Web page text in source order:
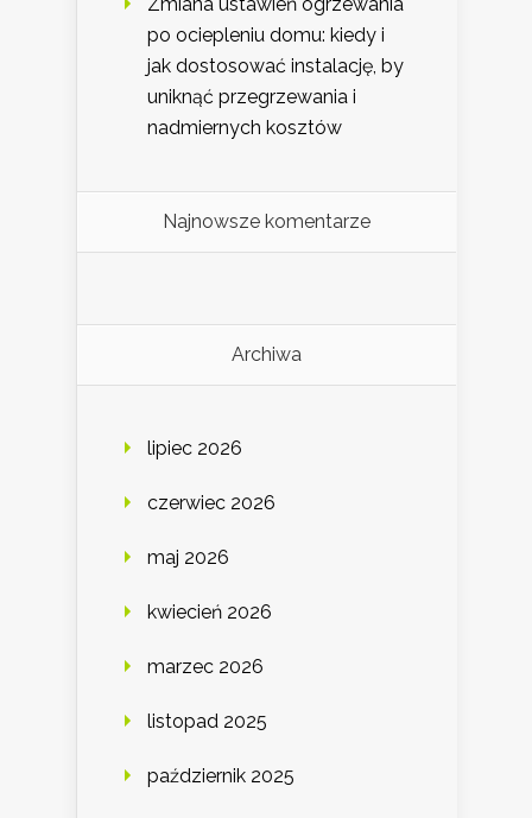
po ociepleniu domu: kiedy i
jak dostosować instalację, by
uniknąć przegrzewania i
nadmiernych kosztów
Najnowsze komentarze
Archiwa
lipiec 2026
czerwiec 2026
maj 2026
kwiecień 2026
marzec 2026
listopad 2025
październik 2025